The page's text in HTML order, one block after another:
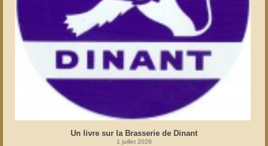
Un livre sur la Brasserie de Dinant
1 juillet 2026